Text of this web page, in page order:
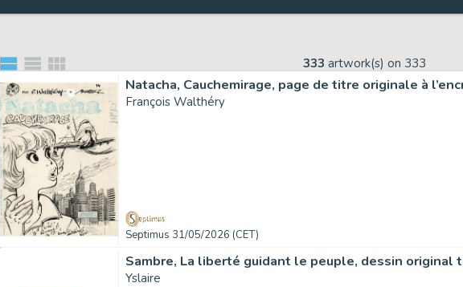
333 artwork(s) on 333
François Walthéry
Septimus 31/05/2026 (CET)
Yslaire